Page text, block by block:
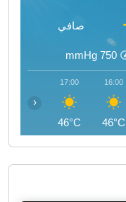
صافي
750
mmHg
16:00
46°C
17:00
46°C
‹